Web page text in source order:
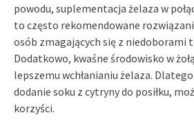
powodu, suplementacja żelaza w
to często rekomendowane
osób zmagających się z niedoborami
Dodatkowo, kwaśne środowisko w
lepszemu wchłanianiu żelaza.
dodanie soku z cytryny do posiłku,
korzyści.